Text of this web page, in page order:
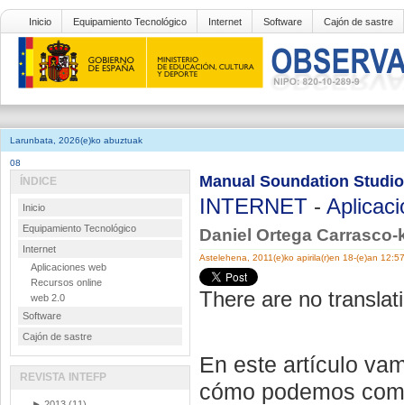
Inicio Equipamiento Tecnológico Internet Software Cajón de sastre
Larunbata, 2026(e)ko abuztuak
08
Manual Soundation Studio
INTERNET -
Daniel Ortega
Astelehena, 2011(e)ko apirila(r)en 18-(e)an
There are no
En este artículo
cómo podemos
ÍNDICE
Inicio
Equipamiento Tecnológico
Internet
Aplicaciones web
Recursos online
web 2.0
Software
Cajón de sastre
REVISTA INTEFP